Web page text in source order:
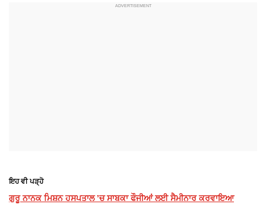
ਇਹ ਵੀ ਪੜ੍ਹੋ
ਗੁਰੂ ਨਾਨਕ ਮਿਸ਼ਨ ਹਸਪਤਾਲ ’ਚ ਸਾਬਕਾ ਫੌਜੀਆਂ ਲਈ ਸੈਮੀਨਾਰ ਕਰਵਾਇਆ